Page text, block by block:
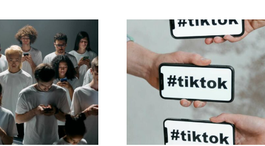
at designe
der
De bedste
privatindstillinger for
TikTok i 2024